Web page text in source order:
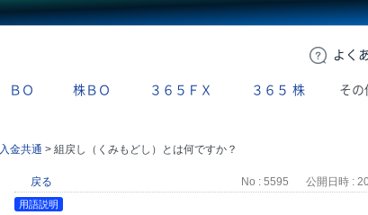
よく
ＢＯ 株ＢＯ ３６５ＦＸ ３６５ 株 その
入金共通 > 組戻し（くみもどし）とは何ですか？
戻る No : 5595 公開日時 :
用語説明